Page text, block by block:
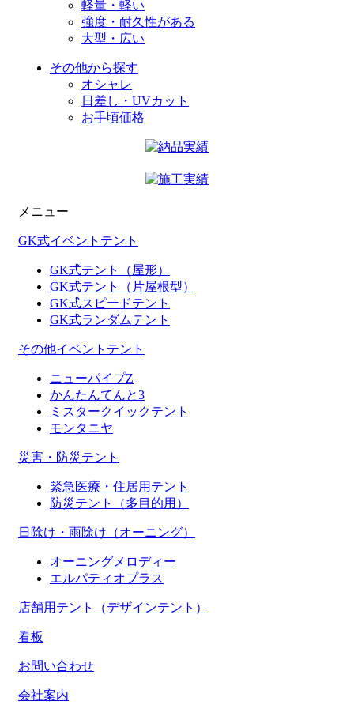
軽量・軽い
強度・耐久性がある
大型・広い
その他から探す
オシャレ
日差し・UVカット
お手頃価格
メニュー
GK式イベントテント
GK式テント（屋形）
GK式テント（片屋根型）
GK式スピードテント
GK式ランダムテント
その他イベントテント
ニューパイプZ
かんたんてんと3
ミスタークイックテント
モンタニヤ
災害・防災テント
緊急医療・住居用テント
防災テント（多目的用）
日除け・雨除け（オーニング）
オーニングメロディー
エルパティオプラス
店舗用テント（デザインテント）
看板
お問い合わせ
会社案内